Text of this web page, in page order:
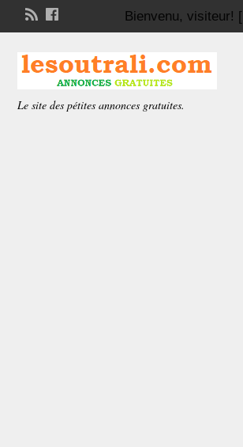
Bienvenu, visiteur! [
Le site des pétites annonces gratuites.